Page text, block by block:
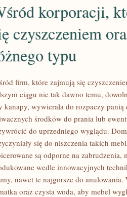
korporacji,
czyszczeniem
typu
firm, które zajmują się
ciągu nie tak dawno temu,
kanapy, wywierała do rozpaczy
środków do prania lub
do uprzedniego wyglądu.
się do niszczenia takich
są odporne na zabrudzenia,
wedle innowacyjnych
nawet te najgorsze do
oraz czysta woda, aby mebel